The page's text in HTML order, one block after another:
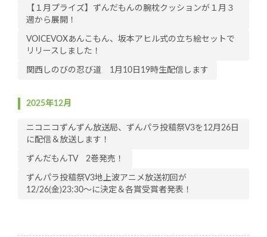
【１月プライズ】ずんだもんの腕枕クッションが１月３
週から展開！
VOICEVOXあんこもん、坂本アヒル式の立ち絵セットで
リリースしました！
関西しのびの忍び道 1月10日19時生配信します
2025年12月
ニコニコずんずん放送局、ずんパラ投稿祭V3を12月26日
に配信＆放送します！
ずんだもんTV 2巻発売！
ずんパラ投稿祭V3地上波アニメ放送初回が
12/26(金)23:30～に決定＆各賞受賞者発表！